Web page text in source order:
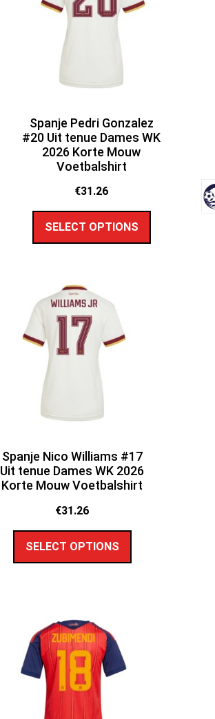
Spanje Pedri Gonzalez
#20 Uit tenue Dames WK
2026 Korte Mouw
Voetbalshirt
€31.26
SELECT OPTIONS
Spanje Nico Williams #17
Uit tenue Dames WK 2026
Korte Mouw Voetbalshirt
€31.26
SELECT OPTIONS